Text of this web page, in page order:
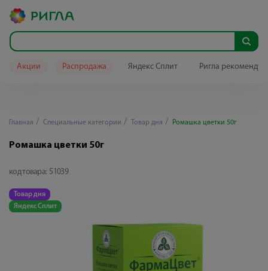
Акции Распродажа Яндекс Сплит Ригла
Главная Специальные категории Товар дня Ромашка цветки 50г
Ромашка цветки 50г
код товара: 51039
Товар дня
Яндекс Сплит